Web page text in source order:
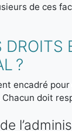
de ces
?
encadré
Chacun doit